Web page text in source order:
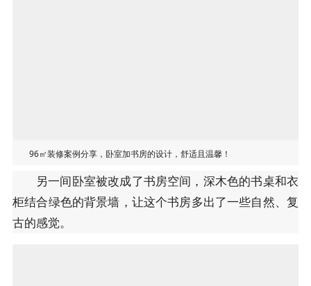
96㎡装修案例分享，卧室加书房的设计，舒适且温馨！
另一间卧室被改成了书房空间，深木色的书桌和衣
柜结合绿色的背景墙，让这个书房多出了一些自然、复
古的感觉。